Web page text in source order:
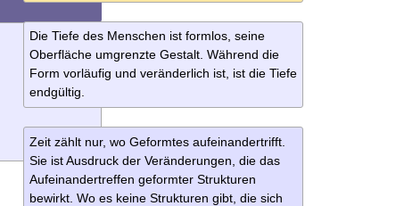
Die Tiefe des Menschen ist formlos, seine
Oberfläche umgrenzte Gestalt. Während die
Form vorläufig und veränderlich ist, ist die Tiefe
endgültig.
Zeit zählt nur, wo Geformtes aufeinandertrifft.
Sie ist Ausdruck der Veränderungen, die das
Aufeinandertreffen geformter Strukturen
bewirkt. Wo es keine Strukturen gibt, die sich